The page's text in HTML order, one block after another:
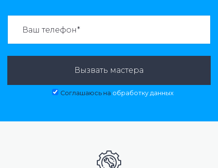
Вызвать мастера
Соглашаюсь на обработку данных